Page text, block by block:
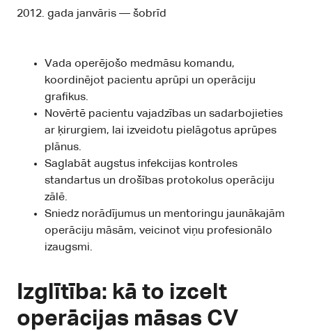
2012. gada janvāris — šobrīd
Vada operējošo medmāsu komandu,
koordinējot pacientu aprūpi un operāciju
grafikus.
Novērtē pacientu vajadzības un sadarbojieties
ar ķirurgiem, lai izveidotu pielāgotus aprūpes
plānus.
Saglabāt augstus infekcijas kontroles
standartus un drošības protokolus operāciju
zālē.
Sniedz norādījumus un mentoringu jaunākajām
operāciju māsām, veicinot viņu profesionālo
izaugsmi.
Izglītība: kā to izcelt
operācijas māsas CV